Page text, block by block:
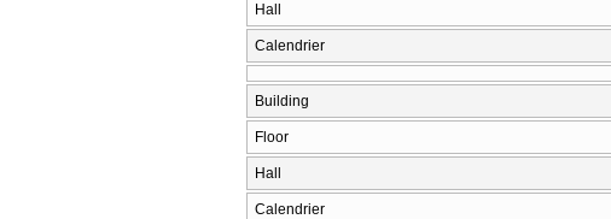
Hall
Calendrier
Building
Floor
Hall
Calendrier